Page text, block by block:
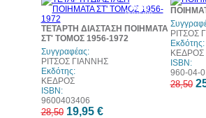
30%
έκπτωση
ΤΕΤΑΡΤΗ ΔΙΑΣΤΑΣΗ ΠΟΙΗΜΑΤΑ
ΣΤ' ΤΟΜΟΣ 1956-1972
Συγγραφέας:
ΡΙΤΣΟΣ ΓΙΑΝΝΗΣ
Εκδότης:
ΚΕΔΡΟΣ
ISBN:
9600403406
28,50 19,95 €
ΡΙΤΣΟΣ
Εκδότης:
ΚΕΔΡΟΣ
ISBN:
960-04-
28,50